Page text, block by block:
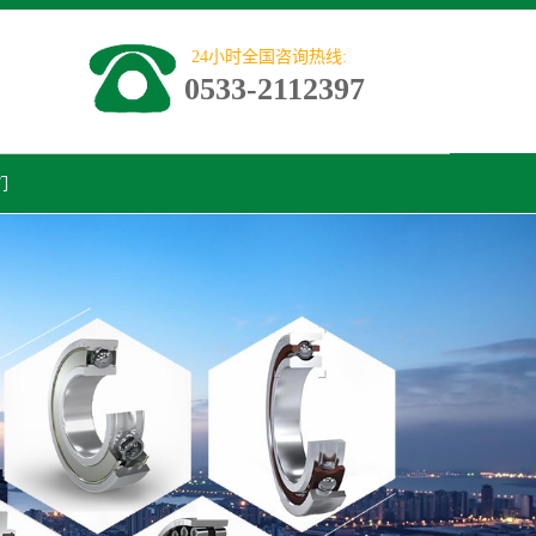
24小时全国咨询热线:
0533-2112397